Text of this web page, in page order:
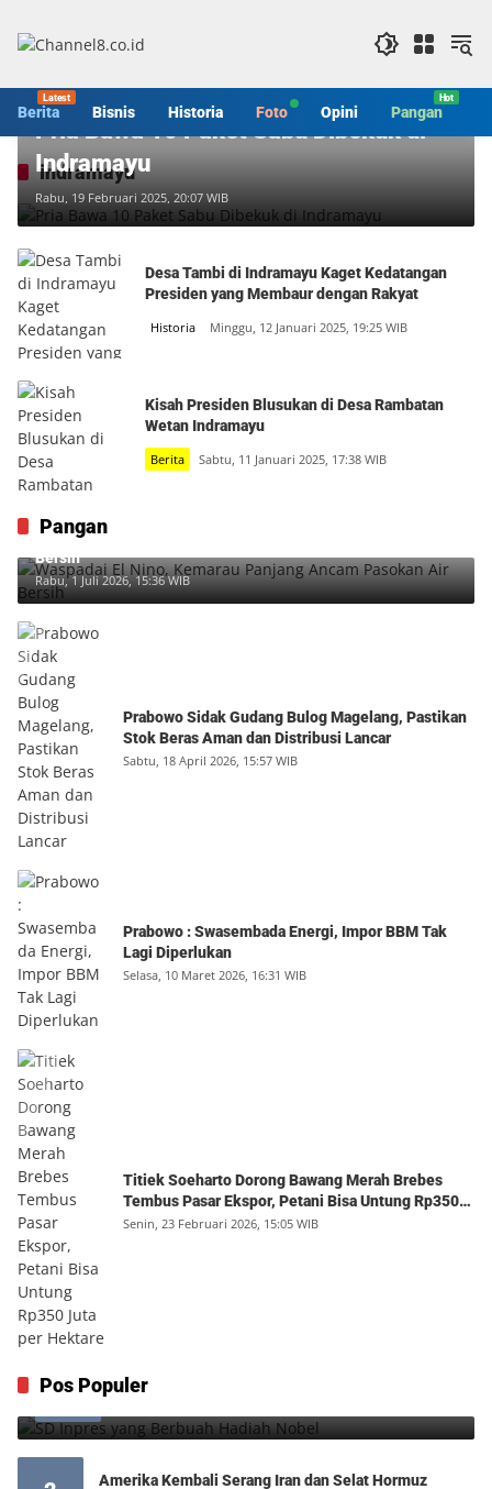
konten
Berita Bisnis Historia Foto Opini Pangan
indramayu
Berita
Pria Bawa 10 Paket Sabu Dibekuk di
Indramayu
Rabu, 19 Februari 2025, 20:07 WIB
Desa Tambi di Indramayu Kaget Kedatangan
Presiden yang Membaur dengan Rakyat
Historia Minggu, 12 Januari 2025, 19:25 WIB
Kisah Presiden Blusukan di Desa Rambatan
Wetan Indramayu
Berita Sabtu, 11 Januari 2025, 17:38 WIB
Pangan
Waspadai El Nino, Kemarau Panjang Ancam Pasokan Air
Bersih
Rabu, 1 Juli 2026, 15:36 WIB
Prabowo Sidak Gudang Bulog Magelang, Pastikan
Stok Beras Aman dan Distribusi Lancar
Sabtu, 18 April 2026, 15:57 WIB
Prabowo : Swasembada Energi, Impor BBM Tak
Lagi Diperlukan
Selasa, 10 Maret 2026, 16:31 WIB
Titiek Soeharto Dorong Bawang Merah Brebes
Tembus Pasar Ekspor, Petani Bisa Untung Rp350
Juta per Hektare
Senin, 23 Februari 2026, 15:05 WIB
Pos Populer
1 SD Inpres yang Berbuah Hadiah Nobel
Amerika Kembali Serang Iran dan Selat Hormuz